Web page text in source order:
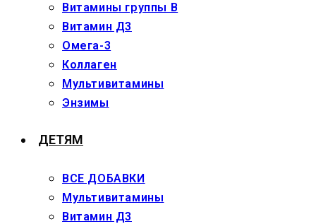
Витамины группы В
Витамин Д3
Омега-3
Коллаген
Мультивитамины
Энзимы
ДЕТЯМ
ВСЕ ДОБАВКИ
Мультивитамины
Витамин Д3